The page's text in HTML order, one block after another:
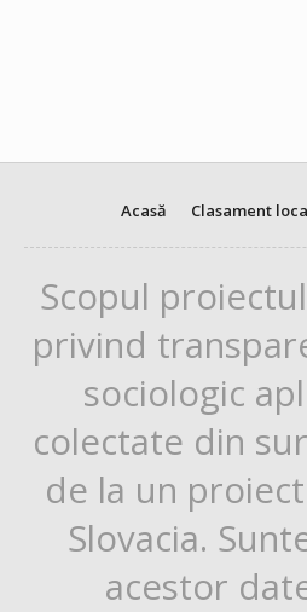
Acasă Clasament
Scopul
privind
sociologic
colectate din
de la un
Slovacia.
acestor